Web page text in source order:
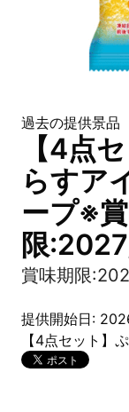
過去の提供景品
【4点
らすア
ープ※
限
賞味期限
提供開始日:
【4点セット】